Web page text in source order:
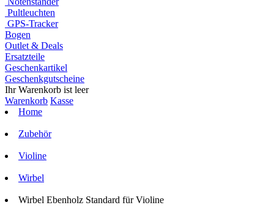
Pultleuchten
GPS-Tracker
Bogen
Outlet & Deals
Ersatzteile
Geschenkartikel
Geschenkgutscheine
Ihr Warenkorb ist leer
Warenkorb Kasse
Home
Zubehör
Violine
Wirbel
Wirbel Ebenholz Standard für Violine